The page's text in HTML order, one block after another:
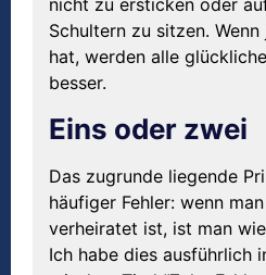
nicht zu ersticken oder
Schultern zu sitzen.
hat, werden alle
besser.
Eins oder zwei
Das zugrunde liegende
häufiger Fehler: wenn
verheiratet ist, ist man
Ich habe dies ausführlich